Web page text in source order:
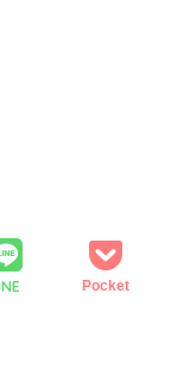
Pocket